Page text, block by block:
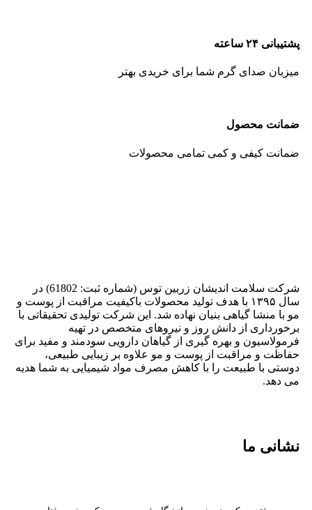
پشتیبانی ۲۴ ساعته
میزبان صدای گرم شما برای خریدی بهتر
ضمانت محصول
ضمانت کیفی و کمی تمامی محصولات
شرکت سلامت اندیشان زربین توس (شماره ثبت: 61802) در
سال ۱۳۹۵ با هدف تولید محصولات باکیفیت مراقبت از پوست و
مو با منشا گیاهی بنیان نهاده شد. این شرکت تولیدی تحقیقاتی با
برخورداری از دانش روز و نیروهای متخصص در تهیه
فرمولاسیون و بهره گیری از گیاهان دارویی سودمند و مفید برای
حفاظت و مراقبت از پوست و مو علاوه بر زیبایی طبیعی،
دوستی با طبیعت را با کاهش مصرف مواد شیمیایی به شما هدیه
می دهد.
نشانی ما